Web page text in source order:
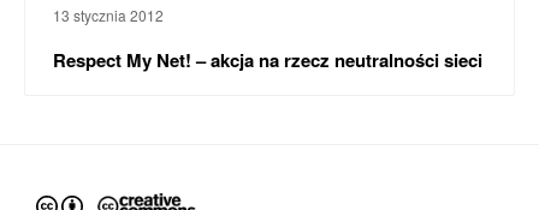
13 stycznia 2012
Respect My Net! – akcja na rzecz neutralności sieci